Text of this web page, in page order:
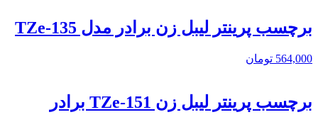
برچسب پرینتر لیبل زن برادر مدل TZe-135
564,000 تومان
برچسب پرینتر لیبل زن TZe-151 برادر